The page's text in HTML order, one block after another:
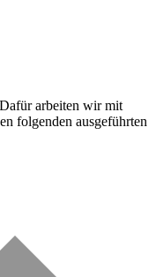
arbeiten wir mit
folgenden ausgeführten